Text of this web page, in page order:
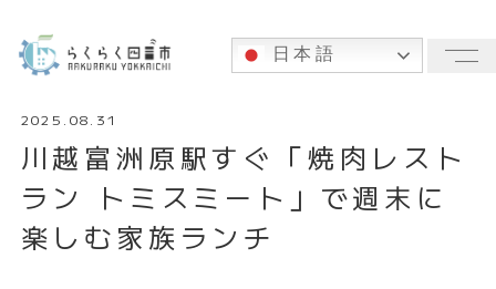
日本語
2025.08.31
川越富洲原駅すぐ「焼肉レスト
ラン トミスミート」で週末に
楽しむ家族ランチ